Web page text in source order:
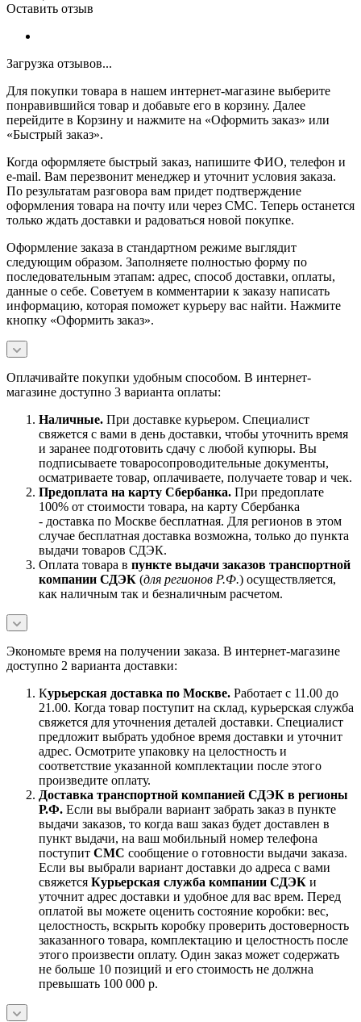
Оставить отзыв
Загрузка отзывов...
Для покупки товара в нашем интернет-магазине выберите
понравившийся товар и добавьте его в корзину. Далее
перейдите в Корзину и нажмите на «Оформить заказ» или
«Быстрый заказ».
Когда оформляете быстрый заказ, напишите ФИО, телефон и
e-mail. Вам перезвонит менеджер и уточнит условия заказа.
По результатам разговора вам придет подтверждение
оформления товара на почту или через СМС. Теперь останется
только ждать доставки и радоваться новой покупке.
Оформление заказа в стандартном режиме выглядит
следующим образом. Заполняете полностью форму по
последовательным этапам: адрес, способ доставки, оплаты,
данные о себе. Советуем в комментарии к заказу написать
информацию, которая поможет курьеру вас найти. Нажмите
кнопку «Оформить заказ».
Оплачивайте покупки удобным способом. В интернет-
магазине доступно 3 варианта оплаты:
Наличные. При доставке курьером. Специалист
свяжется с вами в день доставки, чтобы уточнить время
и заранее подготовить сдачу с любой купюры. Вы
подписываете товаросопроводительные документы,
осматриваете товар, оплачиваете, получаете товар и чек.
Предоплата на карту Сбербанка. При предоплате
100% от стоимости товара, на карту Сбербанка
- доставка по Москве бесплатная. Для регионов в этом
случае бесплатная доставка возможна, только до пункта
выдачи товаров СДЭК.
Оплата товара в пункте выдачи заказов транспортной
компании СДЭК (для регионов Р.Ф.) осуществляется,
как наличным так и безналичным расчетом.
Экономьте время на получении заказа. В интернет-магазине
доступно 2 варианта доставки:
Курьерская доставка по Москве. Работает с 11.00 до
21.00. Когда товар поступит на склад, курьерская служба
свяжется для уточнения деталей доставки. Специалист
предложит выбрать удобное время доставки и уточнит
адрес. Осмотрите упаковку на целостность и
соответствие указанной комплектации после этого
произведите оплату.
Доставка транспортной компанией СДЭК в регионы
Р.Ф. Если вы выбрали вариант забрать заказ в пункте
выдачи заказов, то когда ваш заказ будет доставлен в
пункт выдачи, на ваш мобильный номер телефона
поступит СМС сообщение о готовности выдачи заказа.
Если вы выбрали вариант доставки до адреса с вами
свяжется Курьерская служба компании СДЭК и
уточнит адрес доставки и удобное для вас врем. Перед
оплатой вы можете оценить состояние коробки: вес,
целостность, вскрыть коробку проверить достоверность
заказанного товара, комплектацию и целостность после
этого произвести оплату. Один заказ может содержать
не больше 10 позиций и его стоимость не должна
превышать 100 000 р.